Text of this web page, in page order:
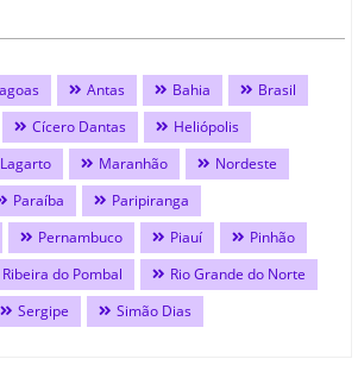
Antas Bahia
Brasil
Cícero Dantas
Heliópolis
Lagarto Maranhão
Nordeste
Paraíba
Paripiranga
Pernambuco Piauí
Pinhão
Ribeira do Pombal
Rio Grande do Norte
Sergipe Simão Dias